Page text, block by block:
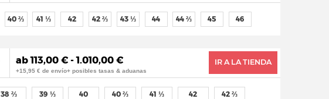
40 ⅔ 41 ⅓ 42 42 ⅔ 43 ⅓ 44 44 ⅔ 45 46
ab 113,00 € - 1.010,00 €
+15,95 € de envío+ posibles tasas & aduanas
IR A LA TIENDA
38 ⅔ 39 ⅓ 40 40 ⅔ 41 ⅓ 42 42 ⅔